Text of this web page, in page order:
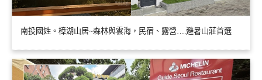
南投國姓。樟湖山居~森林與雲海，民宿、露營….避暑山莊首選